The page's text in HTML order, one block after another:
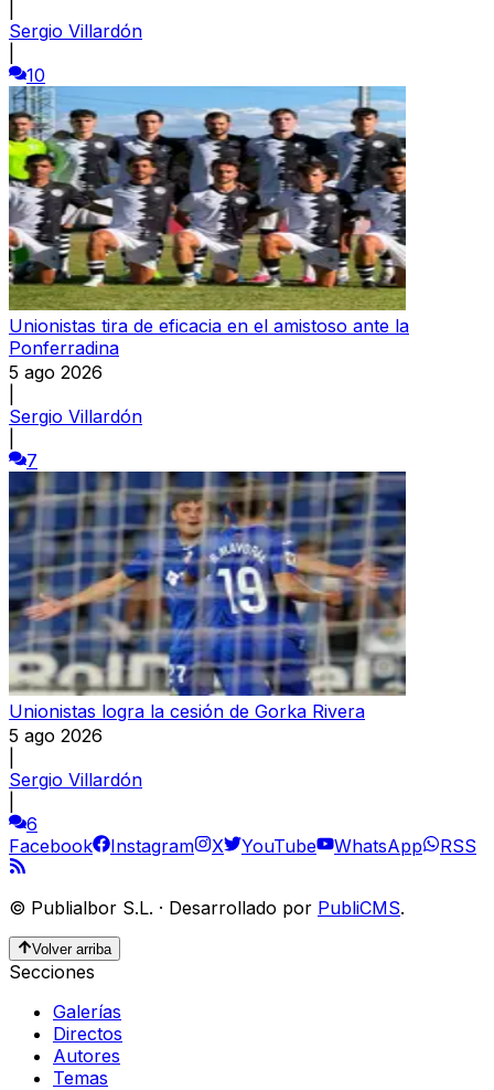
Sergio Villardón
10
Unionistas tira de eficacia en el amistoso ante la
Ponferradina
5 ago 2026
Sergio Villardón
7
Unionistas logra la cesión de Gorka Rivera
5 ago 2026
Sergio Villardón
6
Facebook
Instagram X YouTube WhatsApp RSS
© Publialbor S.L. · Desarrollado por PubliCMS.
Volver arriba
Secciones
Galerías
Directos
Autores
Temas